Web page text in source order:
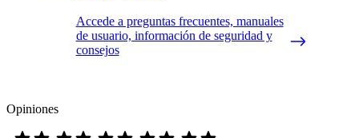
Accede a preguntas frecuentes, manuales
de usuario, información de seguridad y
consejos
Opiniones